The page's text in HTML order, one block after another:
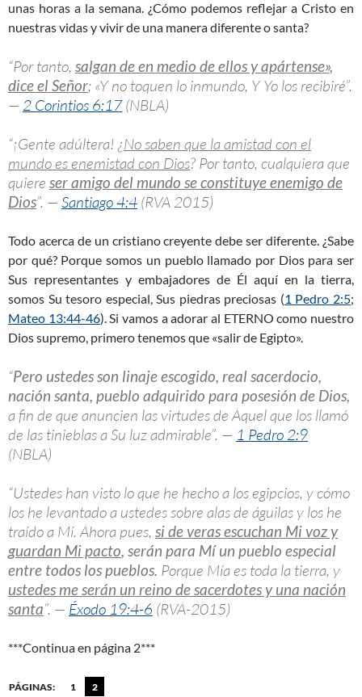
unas horas a la semana. ¿Cómo podemos reflejar a Cristo en
nuestras vidas y vivir de una manera diferente o santa?
“Por tanto, salgan de en medio de ellos y apártense»,
dice el Señor; «Y no toquen lo inmundo, Y Yo los recibiré”.
— 2 Corintios 6:17(NBLA)
“¡Gente adúltera! ¿No saben que la amistad con el
mundo es enemistad con Dios? Por tanto, cualquiera que
quiere ser amigo del mundo se constituye enemigo de
Dios”. — Santiago 4:4 (RVA 2015)
Todo acerca de un cristiano creyente debe ser diferente. ¿Sabe
por qué? Porque somos un pueblo llamado por Dios para ser
Sus representantes y embajadores de Él aquí en la tierra,
somos Su tesoro especial, Sus piedras preciosas (1 Pedro 2:5;
Mateo 13:44-46). Si vamos a adorar al ETERNO como nuestro
Dios supremo, primero tenemos que «salir de Egipto».
“Pero ustedes son linaje escogido, real sacerdocio,
nación santa, pueblo adquirido para posesión de Dios,
a fin de que anuncien las virtudes de Aquel que los llamó
de las tinieblas a Su luz admirable”. — 1 Pedro 2:9
(NBLA)
“Ustedes han visto lo que he hecho a los egipcios, y cómo
los he levantado a ustedes sobre alas de águilas y los he
traído a Mí. Ahora pues, si de veras escuchan Mi voz y
guardan Mi pacto, serán para Mí un pueblo especial
entre todos los pueblos. Porque Mía es toda la tierra, y
ustedes me serán un reino de sacerdotes y una nación
santa”. — Éxodo 19:4-6 (RVA-2015)
***Continua en página 2***
PÁGINAS: 1 2